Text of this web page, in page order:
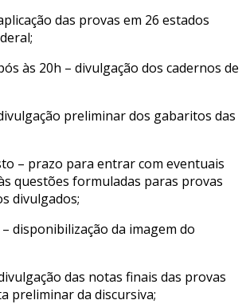
das provas em 26 estados
às 20h – divulgação dos cadernos de
preliminar dos gabaritos das
– prazo para entrar com eventuais
questões formuladas paras provas
divulgados;
disponibilização da imagem do
das notas finais das provas
preliminar da discursiva;